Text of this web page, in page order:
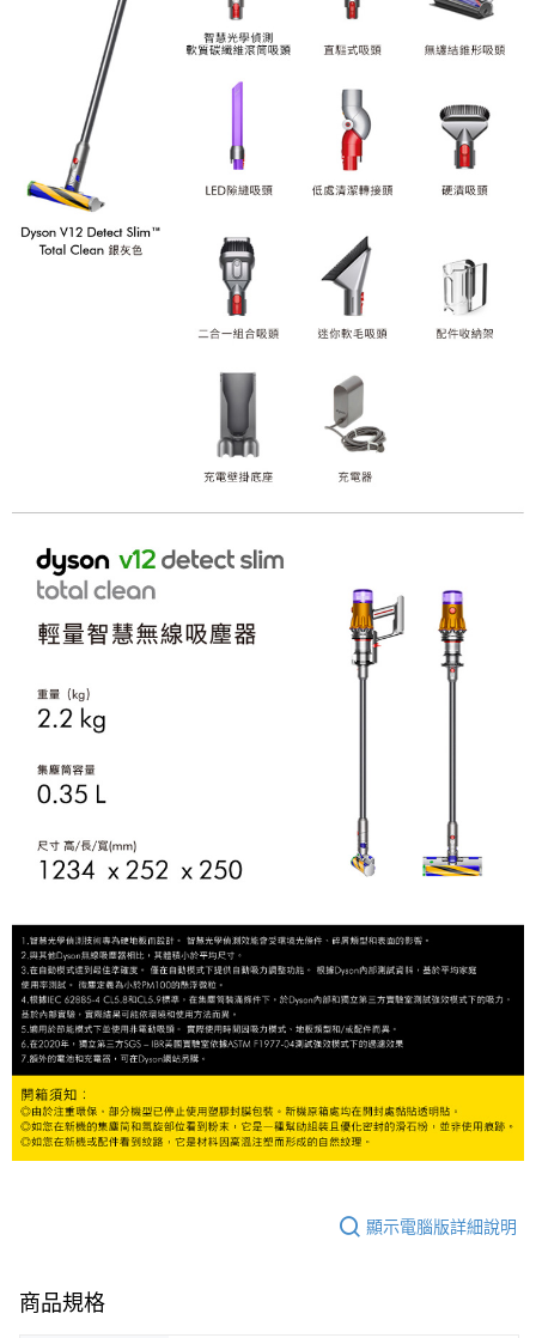
顯示電腦版詳細說明
商品規格